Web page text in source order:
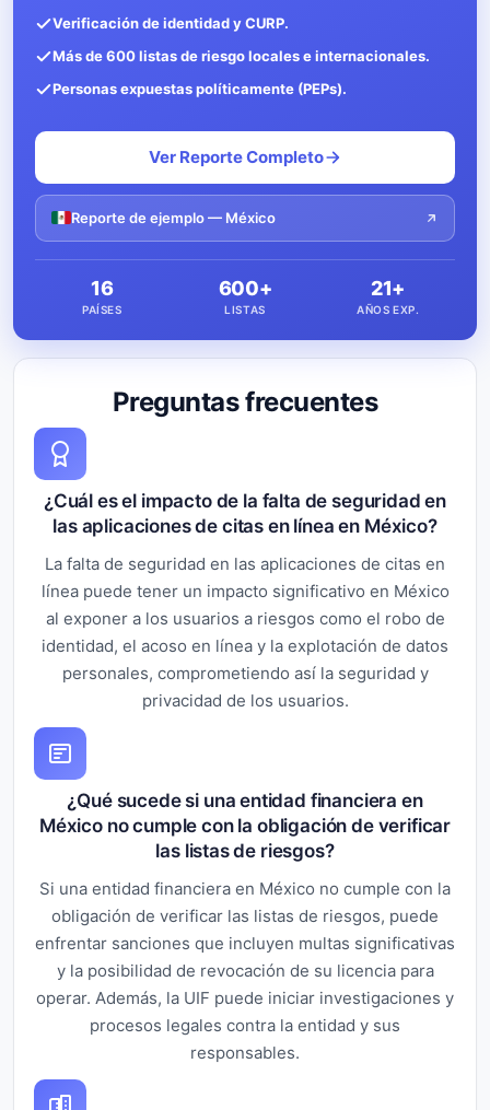
Preguntas frecuentes
¿Cuál es el impacto de la falta de seguridad en
las aplicaciones de citas en línea en México?
La falta de seguridad en las aplicaciones de citas en
línea puede tener un impacto significativo en México
al exponer a los usuarios a riesgos como el robo de
identidad, el acoso en línea y la explotación de datos
personales, comprometiendo así la seguridad y
privacidad de los usuarios.
¿Qué sucede si una entidad financiera en
México no cumple con la obligación de verificar
las listas de riesgos?
Si una entidad financiera en México no cumple con la
obligación de verificar las listas de riesgos, puede
enfrentar sanciones que incluyen multas significativas
y la posibilidad de revocación de su licencia para
operar. Además, la UIF puede iniciar investigaciones y
procesos legales contra la entidad y sus
responsables.
Verificación de identidad y CURP.
Más de 600 listas de riesgo locales e internacionales.
Personas expuestas políticamente (PEPs).
Ver Reporte Completo
Reporte de ejemplo — México
16
PAÍSES
600+
LISTAS
21+
AÑOS EXP.